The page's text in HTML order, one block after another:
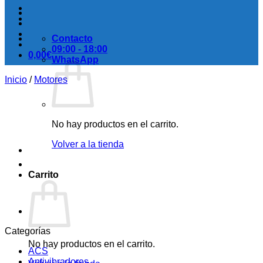
0,00€
No hay productos en el carrito.
Volver a la tienda
Carrito
No hay productos en el carrito.
Contacto
09:00 - 18:00
WhatsApp
Inicio / Motores
Categorías
ACS